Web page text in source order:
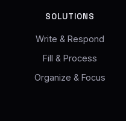
SOLUTIONS
Write & Respond
Fill & Process
Organize & Focus